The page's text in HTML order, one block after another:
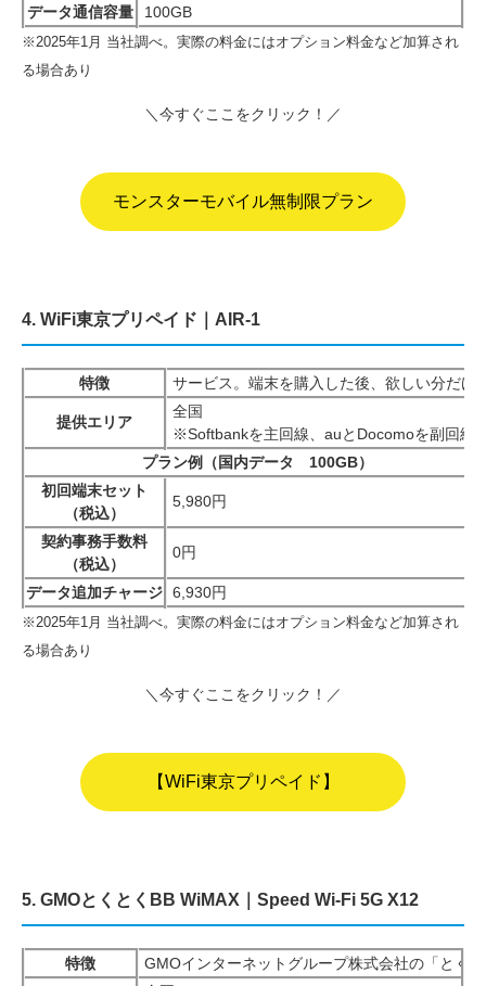
データ通信容量 100GB
※2025年1月 当社調べ。実際の料金にはオプション料金など加算され
る場合あり
＼今すぐここをクリック！／
モンスターモバイル無制限プラン
4. WiFi東京プリペイド｜AIR-1
特徴 サービス。端末を購入した後、欲しい分だけ
提供エリア
全国
※Softbankを主回線、auとDocomoを副回線
プラン例（国内データ 100GB）
初回端末セット
（税込）
5,980円
契約事務手数料
（税込）
0円
データ追加チャージ 6,930円
※2025年1月 当社調べ。実際の料金にはオプション料金など加算され
る場合あり
＼今すぐここをクリック！／
【WiFi東京プリペイド】
5. GMOとくとくBB WiMAX｜Speed Wi-Fi 5G X12
特徴
GMOインターネットグループ株式会社の「とく